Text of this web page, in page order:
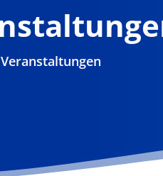
Veranstaltungen